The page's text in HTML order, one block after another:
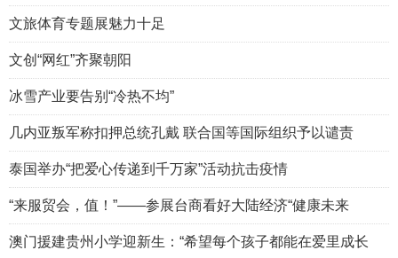
文旅体育专题展魅力十足
文创“网红”齐聚朝阳
冰雪产业要告别“冷热不均”
几内亚叛军称扣押总统孔戴 联合国等国际组织予以谴责
泰国举办“把爱心传递到千万家”活动抗击疫情
“来服贸会，值！”——参展台商看好大陆经济“健康未来
澳门援建贵州小学迎新生：“希望每个孩子都能在爱里成长